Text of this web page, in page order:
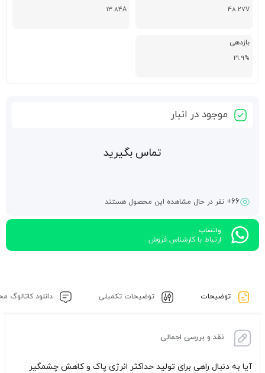
48.27V
13.84A
بازدهی
21.9%
موجود در انبار
تماس بگیرید
66+ نفر در حال مشاهده این محصول هستند
واتساپ
ارتباط با کارشناس فروش
توضیحات توضیحات تکمیلی دانلود کاتالوگ
نقد و بررسی اجمالی
آیا به دنبال راهی برای تولید حداکثر انرژی پاک و کاهش چشمگیر